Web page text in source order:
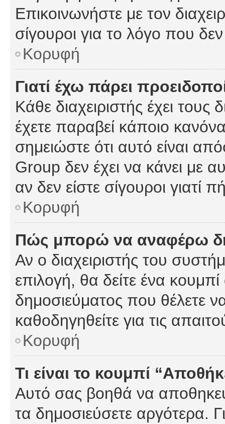
Επικοινωνήστε με τον
σίγουροι για το λόγο που
Κορυφή
Γιατί έχω πάρει
Κάθε διαχειριστής έχει
έχετε παραβεί κάποιο
σημειώστε ότι αυτό είναι
Group δεν έχει να κάνει με
αν δεν είστε σίγουροι γιατί
Κορυφή
Πώς μπορώ να αναφέρω
Αν ο διαχειριστής του
επιλογή, θα δείτε ένα
δημοσιεύματος που θέλετε
καθοδηγηθείτε για τις
Κορυφή
Τι είναι το κουμπί
Αυτό σας βοηθά να
τα δημοσιεύσετε αργότερα.